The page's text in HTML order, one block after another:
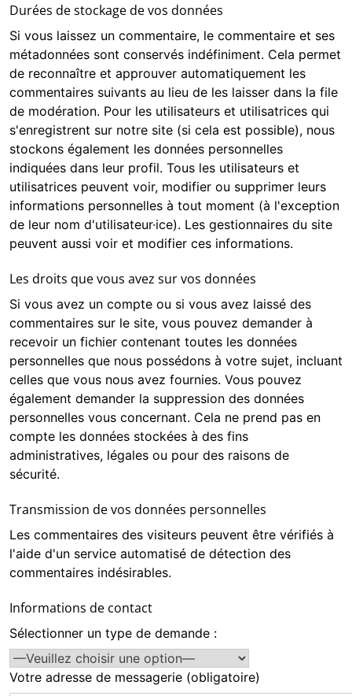
Durées de stockage de vos données
Si vous laissez un commentaire, le commentaire et ses
métadonnées sont conservés indéfiniment. Cela permet
de reconnaître et approuver automatiquement les
commentaires suivants au lieu de les laisser dans la file
de modération. Pour les utilisateurs et utilisatrices qui
s'enregistrent sur notre site (si cela est possible), nous
stockons également les données personnelles
indiquées dans leur profil. Tous les utilisateurs et
utilisatrices peuvent voir, modifier ou supprimer leurs
informations personnelles à tout moment (à l'exception
de leur nom d'utilisateur·ice). Les gestionnaires du site
peuvent aussi voir et modifier ces informations.
Les droits que vous avez sur vos données
Si vous avez un compte ou si vous avez laissé des
commentaires sur le site, vous pouvez demander à
recevoir un fichier contenant toutes les données
personnelles que nous possédons à votre sujet, incluant
celles que vous nous avez fournies. Vous pouvez
également demander la suppression des données
personnelles vous concernant. Cela ne prend pas en
compte les données stockées à des fins
administratives, légales ou pour des raisons de
sécurité.
Transmission de vos données personnelles
Les commentaires des visiteurs peuvent être vérifiés à
l'aide d'un service automatisé de détection des
commentaires indésirables.
Informations de contact
Sélectionner un type de demande :
Votre adresse de messagerie (obligatoire)